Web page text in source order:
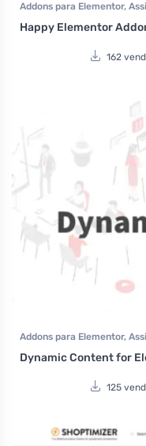
Addons para Elementor,
Wocoomerce
Woocommerce
Happy Elementor
162
Addons para Elementor,
Dynamic Content for
125